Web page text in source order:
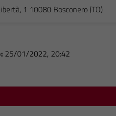
1 10080 Bosconero (TO)
25/01/2022, 20:42